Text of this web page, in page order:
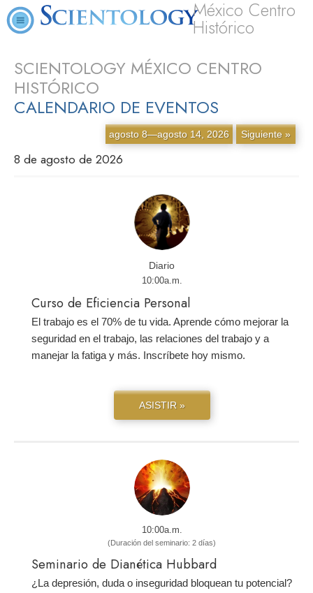
México Centro
Histórico
SCIENTOLOGY MÉXICO CENTRO
HISTÓRICO
CALENDARIO DE EVENTOS
agosto 8—agosto 14, 2026 Siguiente »
8 de agosto de 2026
Diario
10:00a.m.
Curso de Eficiencia Personal
El trabajo es el 70% de tu vida. Aprende cómo mejorar la
seguridad en el trabajo, las relaciones del trabajo y a
manejar la fatiga y más. Inscríbete hoy mismo.
ASISTIR »
10:00a.m.
(Duración del seminario: 2 días)
Seminario de Dianética Hubbard
¿La depresión, duda o inseguridad bloquean tu potencial?